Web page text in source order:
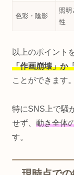
色彩・陰影
照明
性
以上のポイント
「作画崩壊」か
ことができます。
特にSNS上で騒
せず、 動き全体
す。